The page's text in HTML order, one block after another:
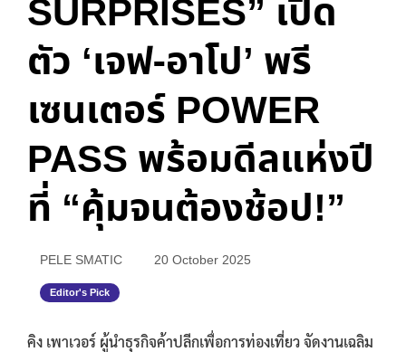
SURPRISES” เปิด
ตัว ‘เจฟ-อาโป’ พรี
เซนเตอร์ POWER
PASS พร้อมดีลแห่งปี
ที่ “คุ้มจนต้องช้อป!”
PELE SMATIC 20 October 2025
Editor's Pick
คิง เพาเวอร์ ผู้นำธุรกิจค้าปลีกเพื่อการท่องเที่ยว จัดงานเฉลิม